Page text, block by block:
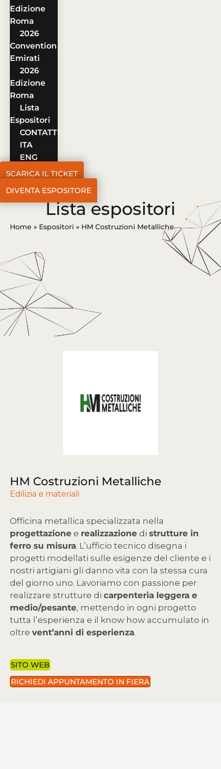
Edizione
Roma
2026
Convention
Emirati
2026
Edizione
Roma
Lista
Espositori
CONTATTI
ITA
ENG
SCARICA IL TICKET
DIVENTA ESPOSITORE
Lista espositori
Home » Espositori » HM Costruzioni Metalliche
HM Costruzioni Metalliche
Edilizia e materiali
Officina metallica specializzata nella
progettazione e realizzazione di strutture in
ferro su misura. L’ufficio tecnico disegna i
progetti modellati sulle esigenze del cliente e i
nostri artigiani gli danno vita con la stessa cura
del giorno uno. Lavoriamo con passione per
realizzare strutture di carpenteria leggera e
medio/pesante, mettendo in ogni progetto
tutta l’esperienza e il know how accumulato in
oltre vent’anni di esperienza.
SITO WEB
RICHIEDI APPUNTAMENTO IN FIERA